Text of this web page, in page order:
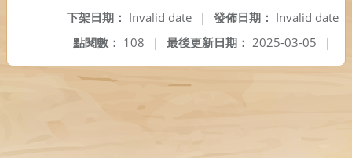
發佈日期： Invalid date
下架日期： Invalid date
|
最後更新日期： 2025-03-05 |
點閱數： 108 |